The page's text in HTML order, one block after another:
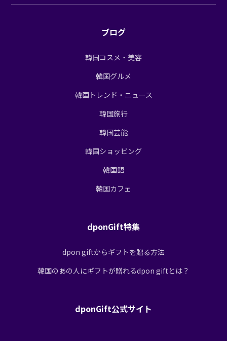
ブログ
韓国コスメ・美容
韓国グルメ
韓国トレンド・ニュース
韓国旅行
韓国芸能
韓国ショッピング
韓国語
韓国カフェ
dponGift特集
dpon giftからギフトを贈る方法
韓国のあの人にギフトが贈れるdpon giftとは？
dponGift公式サイト